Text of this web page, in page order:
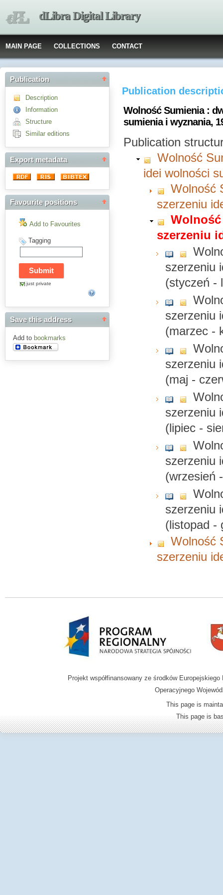
dLibra Digital Library
MAIN PAGE COLLECTIONS CONTACT
Publication
Description
Information
Structure
Similar editions
Export metadata
Favourite positions
Add to Favourites
Tagging
just private
Save this address
Add to bookmarks
Publication
Wolność Sumienia :
sumienia i wyznania,
Publication
Wolność
idei wolności
Wolność
szerzeniu
szerzeniu
szerzeniu
(styczeń -
szerzeniu
(marzec -
szerzeniu
(maj -
szerzeniu
(lipiec -
szerzeniu
(wrzesień
szerzeniu
(listopad -
Wolność
szerzeniu
Projekt współfinansowany ze środków
Operacyjnego
This page is
This page is